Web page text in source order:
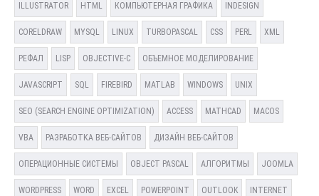
ILLUSTRATOR HTML КОМПЬЮТЕРНАЯ ГРАФИКА INDESIGN
CORELDRAW MYSQL LINUX TURBOPASCAL CSS PERL XML
РЕФАЛ LISP OBJECTIVE-C ОБЪЕМНОЕ МОДЕЛИРОВАНИЕ
JAVASCRIPT SQL FIREBIRD MATLAB WINDOWS UNIX
SEO (SEARCH ENGINE OPTIMIZATION) ACCESS MATHCAD MACOS
VBA РАЗРАБОТКА ВЕБ-САЙТОВ ДИЗАЙН ВЕБ-САЙТОВ
ОПЕРАЦИОННЫЕ СИСТЕМЫ OBJECT PASCAL АЛГОРИТМЫ JOOMLA
WORDPRESS WORD EXCEL POWERPOINT OUTLOOK INTERNET